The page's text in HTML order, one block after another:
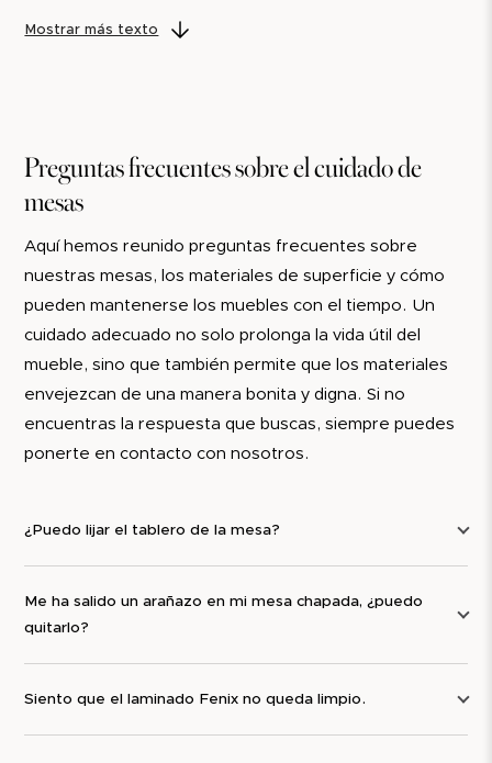
húmedo y seca siempre después.
detergente lavavajillas diluido en agua
limpiador pH neutro
A tener en cuenta
Seca siempre la humedad y los derrames lo antes
posible, especialmente alrededor de fijaciones y
herrajes.
Evita:
limpiadores fuertemente alcalinos
disolventes
esponjas abrasivas
En entornos donde las mesas se mueven con
frecuencia, recomendamos comprobar tornillos y
fijaciones regularmente y reapretarlos si es necesario.
los muebles de vez en cuando. Los tacos desgastados
pueden afectar tanto a la estabilidad como al suelo.
Mostrar más texto
Preguntas frecuentes sobre el cuidado de
mesas
Aquí hemos reunido preguntas frecuentes sobre
nuestras mesas, los materiales de superficie y cómo
pueden mantenerse los muebles con el tiempo. Un
cuidado adecuado no solo prolonga la vida útil del
mueble, sino que también permite que los materiales
envejezcan de una manera bonita y digna. Si no
encuentras la respuesta que buscas, siempre puedes
ponerte en contacto con nosotros.
¿Puedo lijar el tablero de la mesa?
Me ha salido un arañazo en mi mesa chapada, ¿puedo
quitarlo?
Siento que el laminado Fenix no queda limpio.